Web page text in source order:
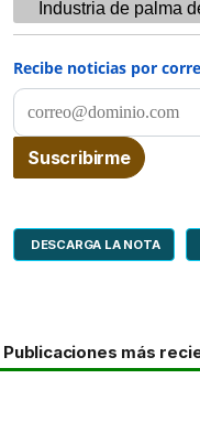
Industria de palma
Recibe noticias por
DESCARGA LA NOTA
Publicaciones más